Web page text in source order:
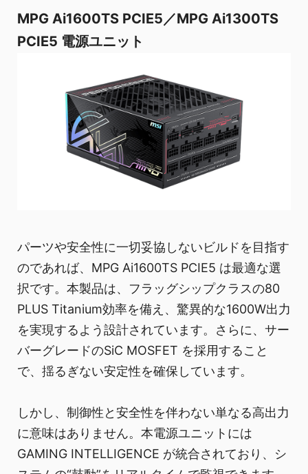
MPG Ai1600TS PCIE5／MPG Ai1300TS
PCIE5 電源ユニット
パーツや安全性に一切妥協しないビルドを目指す
のであれば、MPG Ai1600TS PCIE5 は最適な選
択です。本製品は、フラッグシップクラスの80
PLUS Titanium効率を備え、驚異的な1600W出力
を実現するよう設計されています。さらに、サー
バーグレードのSiC MOSFET を採用すること
で、揺るぎない安定性を確保しています。
しかし、制御性と安全性を伴わない単なる高出力
に意味はありません。本電源ユニットには
GAMING INTELLIGENCE が統合されており、シ